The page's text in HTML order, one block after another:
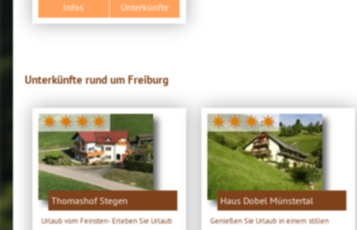
Infos Unterkünfte
Unterkünfte rund um Freiburg
✷✷✷✷
Thomashof Stegen
Urlaub vom Feinsten- Erleben Sie Urlaub
✷✷✷✷
Haus Dobel Münstertal
Genießen Sie Urlaub in einem stillen